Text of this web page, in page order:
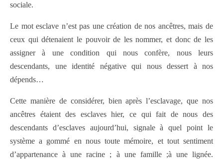
sociale.
Le mot esclave n’est pas une création de nos ancêtres, mais de
ceux qui détenaient le pouvoir de les nommer, et donc de les
assigner à une condition qui nous confère, nous leurs
descendants, une identité négative qui nous dessert à nos
dépends…
Cette manière de considérer, bien après l’esclavage, que nos
ancêtres étaient des esclaves hier, ce qui fait de nous des
descendants d’esclaves aujourd’hui, signale à quel point le
système a gommé en nous toute mémoire, et tout sentiment
d’appartenance à une racine ; à une famille ;à une lignée.